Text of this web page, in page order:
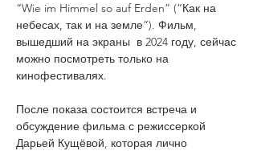
“Wie im Himmel so auf Erden” (“Как на
небесах, так и на земле”). Фильм,
вышедший на экраны  в 2024 году, сейчас
можно посмотреть только на
кинофестивалях.
После показа состоится встреча и
обсуждение фильма с режиссеркой
Дарьей Кущёвой, которая лично